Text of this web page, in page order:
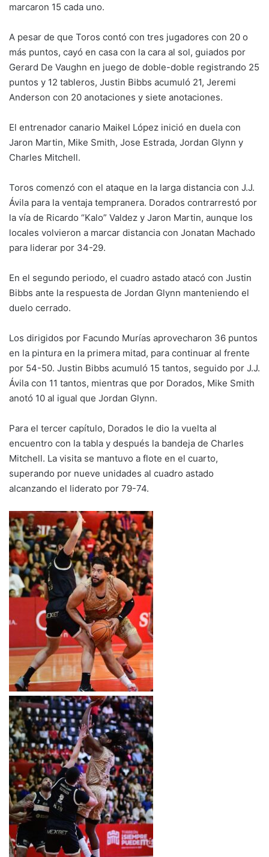
marcaron 15 cada uno.
A pesar de que Toros contó con tres jugadores con 20 o
más puntos, cayó en casa con la cara al sol, guiados por
Gerard De Vaughn en juego de doble-doble registrando 25
puntos y 12 tableros, Justin Bibbs acumuló 21, Jeremi
Anderson con 20 anotaciones y siete anotaciones.
El entrenador canario Maikel López inició en duela con
Jaron Martin, Mike Smith, Jose Estrada, Jordan Glynn y
Charles Mitchell.
Toros comenzó con el ataque en la larga distancia con J.J.
Ávila para la ventaja tempranera. Dorados contrarrestó por
la vía de Ricardo “Kalo” Valdez y Jaron Martin, aunque los
locales volvieron a marcar distancia con Jonatan Machado
para liderar por 34-29.
En el segundo periodo, el cuadro astado atacó con Justin
Bibbs ante la respuesta de Jordan Glynn manteniendo el
duelo cerrado.
Los dirigidos por Facundo Murías aprovecharon 36 puntos
en la pintura en la primera mitad, para continuar al frente
por 54-50. Justin Bibbs acumuló 15 tantos, seguido por J.J.
Ávila con 11 tantos, mientras que por Dorados, Mike Smith
anotó 10 al igual que Jordan Glynn.
Para el tercer capítulo, Dorados le dio la vuelta al
encuentro con la tabla y después la bandeja de Charles
Mitchell. La visita se mantuvo a flote en el cuarto,
superando por nueve unidades al cuadro astado
alcanzando el liderato por 79-74.